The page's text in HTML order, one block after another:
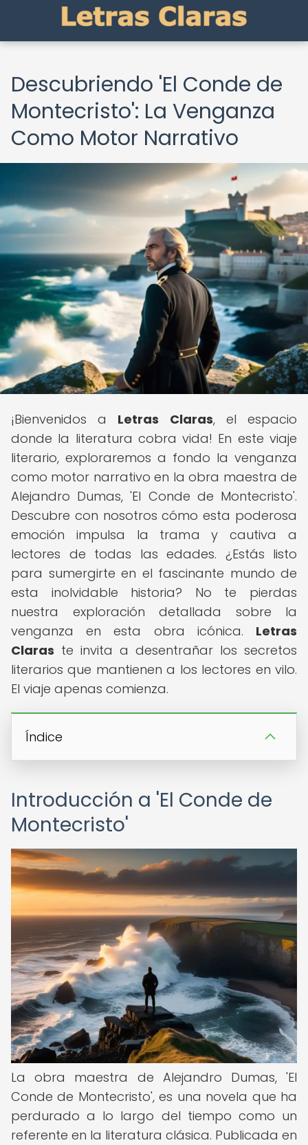
Descubriendo 'El Conde de
Montecristo': La Venganza
Como Motor Narrativo
¡Bienvenidos a Letras Claras, el espacio
donde la literatura cobra vida! En este viaje
literario, exploraremos a fondo la venganza
como motor narrativo en la obra maestra de
Alejandro Dumas, 'El Conde de Montecristo'.
Descubre con nosotros cómo esta poderosa
emoción impulsa la trama y cautiva a
lectores de todas las edades. ¿Estás listo
para sumergirte en el fascinante mundo de
esta inolvidable historia? No te pierdas
nuestra exploración detallada sobre la
venganza en esta obra icónica. Letras
Claras te invita a desentrañar los secretos
literarios que mantienen a los lectores en vilo.
El viaje apenas comienza.
Índice
Introducción a 'El Conde de
Montecristo'
La obra maestra de Alejandro Dumas, 'El
Conde de Montecristo', es una novela que ha
perdurado a lo largo del tiempo como un
referente en la literatura clásica. Publicada en